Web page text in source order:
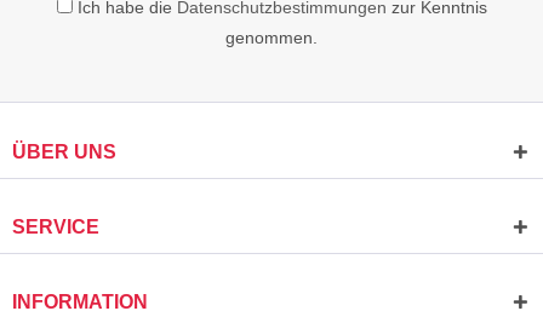
Ich habe die Datenschutzbestimmungen zur Kenntnis
genommen.
ÜBER UNS
SERVICE
INFORMATION